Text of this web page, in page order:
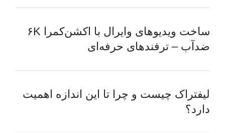
ساخت ویدیوهای وایرال با اکشن‌کمرا ۶K
ضدآب – ترفندهای حرفه‌ای
لیفتراک چیست و چرا تا این اندازه اهمیت
دارد؟